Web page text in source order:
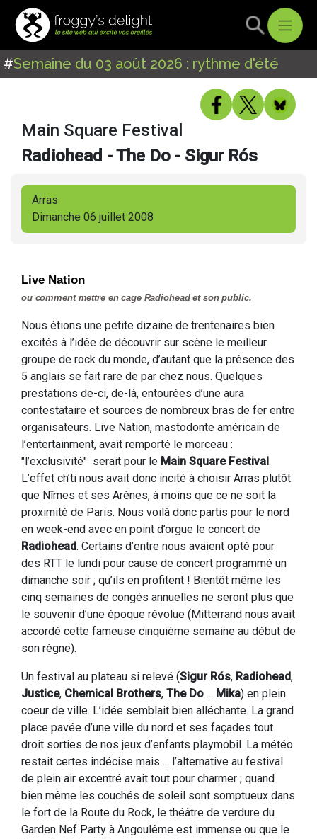
#Semaine du 03 août 2026 : rythme d'été
Main Square Festival
Radiohead - The Do - Sigur Rós
Arras
Dimanche 06 juillet 2008
Live Nation
ou comment mettre en cage Radiohead et son public.
Nous étions une petite dizaine de trentenaires bien
excités à l’idée de découvrir sur scène le meilleur
groupe de rock du monde, d’autant que la présence des
5 anglais se fait rare de par chez nous. Quelques
prestations de-ci, de-là, entourées d’une aura
contestataire et sources de nombreux bras de fer entre
organisateurs. Live Nation, mastodonte américain de
l’entertainment, avait remporté le morceau :
"l’exclusivité" serait pour le Main Square Festival.
L’effet ch’ti nous avait donc incité à choisir Arras plutôt
que Nîmes et ses Arènes, à moins que ce ne soit la
proximité de Paris. Nous voilà donc partis pour le nord
en week-end avec en point d’orgue le concert de
Radiohead. Certains d’entre nous avaient opté pour
des RTT le lundi pour cause de concert programmé un
dimanche soir ; qu’ils en profitent ! Bientôt même les
cinq semaines de congés annuelles ne seront plus que
le souvenir d’une époque révolue (Mitterrand nous avait
accordé cette fameuse cinquième semaine au début de
son règne).
Un festival au plateau si relevé (Sigur Rós, Radiohead,
Justice, Chemical Brothers, The Do ... Mika) en plein
coeur de ville. L’idée semblait bien alléchante. La grand
place pavée d’une ville du nord et ses façades tout
droit sorties de nos jeux d’enfants playmobil. La météo
restait certes indécise mais ... l’alternative au festival
de plein air excentré avait tout pour charmer ; quand
bien même les couchés de soleil sont somptueux dans
le fort de la Route du Rock, le théâtre de verdure du
Garden Nef Party à Angoulême est immense ou que le